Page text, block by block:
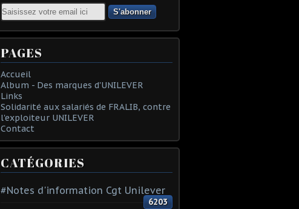
Email
PAGES
Accueil
Album - Des marques d'UNILEVER
Links
Solidarité aux salariés de FRALIB, contre
l'exploiteur UNILEVER
Contact
CATÉGORIES
#Notes d'information Cgt Unilever
6203